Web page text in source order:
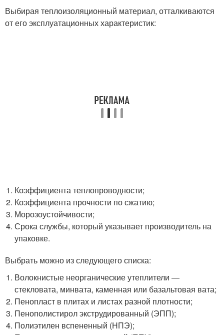
Выбирая теплоизоляционный материал, отталкиваются
от его эксплуатационных характеристик:
Коэффициента теплопроводности;
Коэффициента прочности по сжатию;
Морозоустойчивости;
Срока службы, который указывает производитель на
упаковке.
Выбрать можно из следующего списка:
Волокнистые неорганические утеплители —
стекловата, минвата, каменная или базальтовая вата;
Пенопласт в плитах и листах разной плотности;
Пенополистирол экструдированный (ЭПП);
Полиэтилен вспененный (НПЭ);